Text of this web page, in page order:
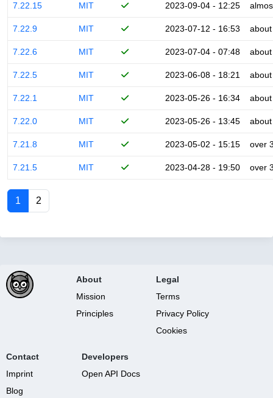
7.22.15 MIT 2023-09-04 - 12:25
7.22.9 MIT 2023-07-12 - 16:53
7.22.6 MIT 2023-07-04 - 07:48
7.22.5 MIT 2023-06-08 - 18:21
7.22.1 MIT 2023-05-26 - 16:34
7.22.0 MIT 2023-05-26 - 13:45
7.21.8 MIT 2023-05-02 - 15:15 over
7.21.5 MIT 2023-04-28 - 19:50 over
1 2
About
Mission
Principles
Legal
Terms
Privacy Policy
Cookies
Contact
Imprint
Blog
Developers
Open API Docs